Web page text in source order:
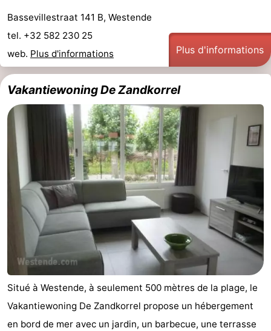
Bassevillestraat 141 B, Westende
tel. +32 582 230 25
web. Plus d'informations Plus d'informations
Vakantiewoning De Zandkorrel
Situé à Westende, à seulement 500 mètres de la plage, le
Vakantiewoning De Zandkorrel propose un hébergement
en bord de mer avec un jardin, un barbecue, une terrasse